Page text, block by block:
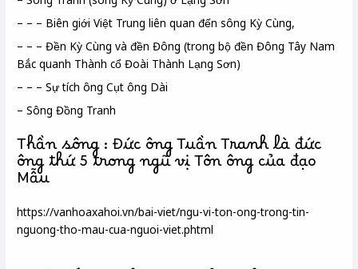
– – – Biên giới Việt Trung liên quan đến sông Kỳ Cùng,
– – – Đền Kỳ Cùng và đền Đông (trong bộ đền Đông Tây Nam
Bắc quanh Thành cổ Đoài Thành Lạng Sơn)
– – – Sự tích ông Cụt ông Dài
– Sông Đồng Tranh
Thần sông : Đức ông Tuần Tranh là đức
ông thứ 5 trong ngũ vị Tôn ông của đạo
Mẫu
https://vanhoaxahoi.vn/bai-viet/ngu-vi-ton-ong-trong-tin-
nguong-tho-mau-cua-nguoi-viet.phtml